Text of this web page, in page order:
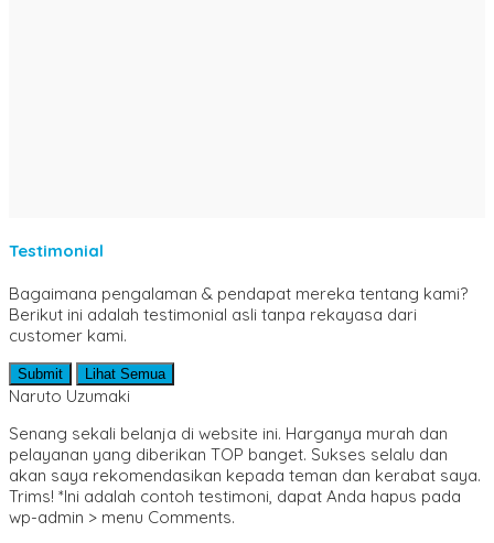
Puisi
Sains & Teknologi
SD/ MI
Sejarah & Biografi
Seni & Bahasa Sastra
SMA/ MA
SMP/ MTS
Sosial dan Budaya
Teknik Sipil
Umum & Populer
Testimonial
Bagaimana pengalaman & pendapat mereka tentang kami?
Berikut ini adalah testimonial asli tanpa rekayasa dari
customer kami.
Submit Lihat Semua
Naruto Uzumaki
Senang sekali belanja di website ini. Harganya murah dan
pelayanan yang diberikan TOP banget. Sukses selalu dan
akan saya rekomendasikan kepada teman dan kerabat saya.
Trims! *Ini adalah contoh testimoni, dapat Anda hapus pada
wp-admin > menu Comments.